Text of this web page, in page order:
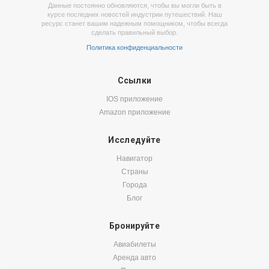
Данные постоянно обновляются, чтобы вы могли быть в
курсе последних новостей индустрии путешествий. Наш
ресурс станет вашим надежным помощником, чтобы всегда
сделать правильный выбор.
Политика конфиденциальности
Ссылки
IOS приложение
Amazon приложение
Исследуйте
Навигатор
Страны
Города
Блог
Бронируйте
Авиабилеты
Аренда авто